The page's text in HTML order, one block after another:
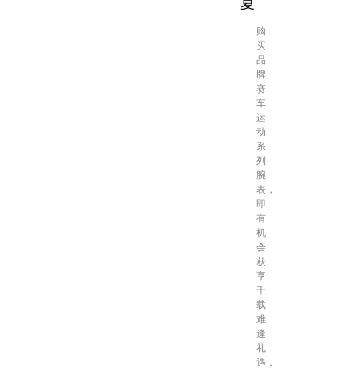
夏
购
买
品
牌
赛
车
运
动
系
列
腕
表，
即
有
机
会
获
享
千
载
难
逢
礼
遇，